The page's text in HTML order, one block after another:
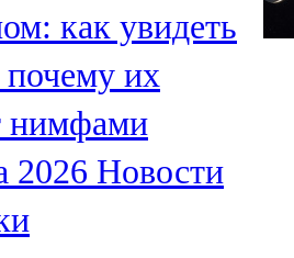
как увидеть
их
нимфами
2026 Новости